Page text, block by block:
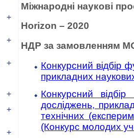
Міжнародні наукові
Horizon – 2020
НДР за замовленням
Конкурсний відбір
прикладних
Конкурсний
досліджень,
технічних
(Конкурс молодих
+
+
+
+
+
+